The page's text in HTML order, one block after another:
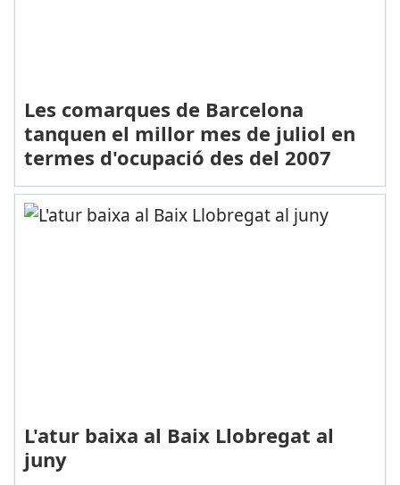
Les comarques de Barcelona
tanquen el millor mes de juliol en
termes d'ocupació des del 2007
L'atur baixa al Baix Llobregat al
juny